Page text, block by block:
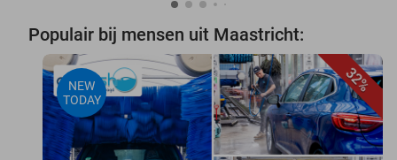
Populair bij mensen uit Maastricht:
32%
NEW
TODAY